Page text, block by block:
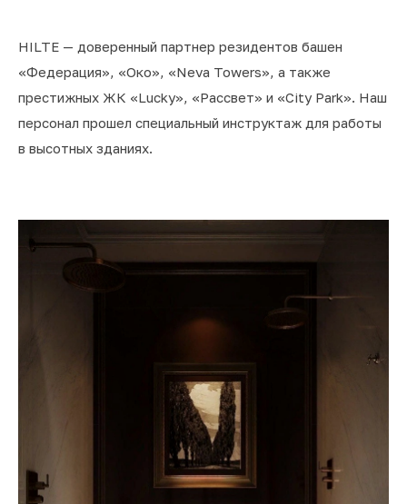
HILTE — доверенный партнер резидентов башен
«Федерация», «Око», «Neva Towers», а также
престижных ЖК «Lucky», «Рассвет» и «City Park». Наш
персонал прошел специальный инструктаж для работы
в высотных зданиях.